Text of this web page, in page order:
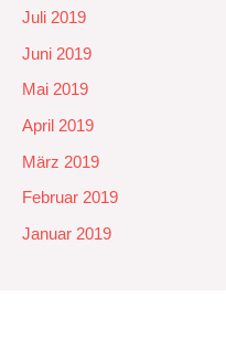
Juli 2019
Juni 2019
Mai 2019
April 2019
März 2019
Februar 2019
Januar 2019